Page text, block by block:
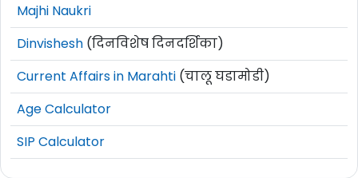
Majhi Naukri
Dinvishesh (दिनविशेष दिनदर्शिका)
Current Affairs in Marahti (चालू घडामोडी)
Age Calculator
SIP Calculator